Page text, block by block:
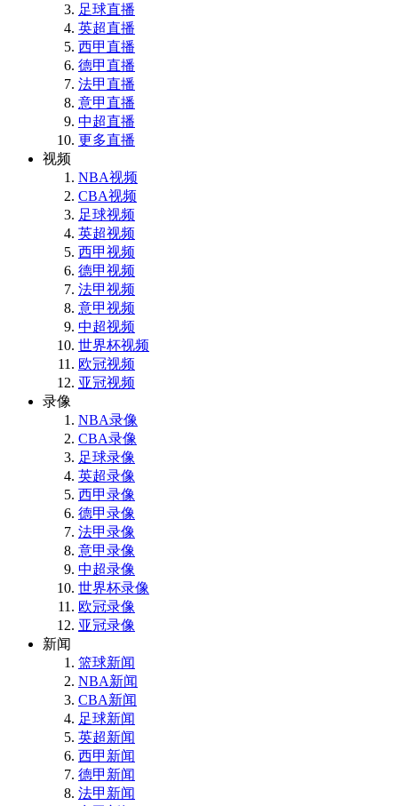
足球直播
英超直播
西甲直播
德甲直播
法甲直播
意甲直播
中超直播
更多直播
视频
NBA视频
CBA视频
足球视频
英超视频
西甲视频
德甲视频
法甲视频
意甲视频
中超视频
世界杯视频
欧冠视频
亚冠视频
录像
NBA录像
CBA录像
足球录像
英超录像
西甲录像
德甲录像
法甲录像
意甲录像
中超录像
世界杯录像
欧冠录像
亚冠录像
新闻
篮球新闻
NBA新闻
CBA新闻
足球新闻
英超新闻
西甲新闻
德甲新闻
法甲新闻